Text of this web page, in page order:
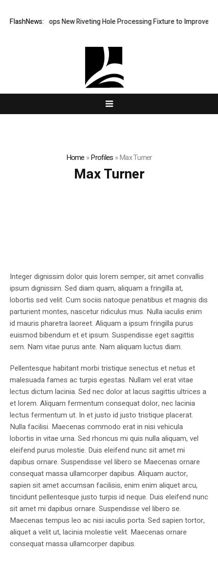
FlashNews:
Develops New Riveting Hole Processing Fixture to Improve
Home »Profiles »Max Turner
Max Turner
Integer dignissim dolor quis lorem semper, sit amet convallis
ipsum dignissim. Sed diam quam, aliquam a fringilla at,
lobortis sed velit. Cum sociis natoque penatibus et magnis dis
parturient montes, nascetur ridiculus mus. Nulla iaculis enim
id mauris pharetra laoreet. Aliquam a ipsum fringilla purus
euismod bibendum et et ipsum. Suspendisse eget sagittis
sem. Nam vitae purus ante. Nam aliquam luctus diam.
Pellentesque habitant morbi tristique senectus et netus et
malesuada fames ac turpis egestas. Nullam vel erat vitae
lectus dictum lacinia. Sed nec dolor at lacus sagittis ultrices a
et lorem. Aliquam fermentum consequat dolor, nec lacinia
lectus fermentum ut. In et justo id justo tristique placerat.
Nulla facilisi. Maecenas commodo erat in nisi vehicula
lobortis in vitae urna. Sed rhoncus mi quis nulla aliquam, vel
eleifend purus molestie. Duis eleifend nunc sit amet mi
dapibus ornare. Suspendisse vel libero se Maecenas ornare
consequat massa ullamcorper dapibus. Aliquam auctor,
sapien sit amet accumsan facilisis, enim enim aliquet arcu,
tincidunt pellentesque justo turpis id neque. Duis eleifend nunc
sit amet mi dapibus ornare. Suspendisse vel libero se.
Maecenas tempus leo ac nisi iaculis porta. Sed sapien tortor,
aliquet a velit ut, lacinia molestie velit. Maecenas ornare
consequat massa ullamcorper dapibus.